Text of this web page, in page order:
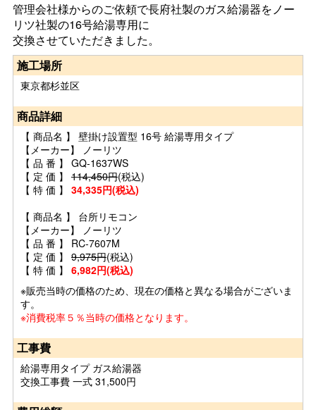
管理会社様からのご依頼で長府社製のガス給湯器をノー
リツ社製の16号給湯専用に
交換させていただきました。
施工場所
東京都杉並区
商品詳細
【 商品名 】 壁掛け設置型 16号 給湯専用タイプ
【メーカー】 ノーリツ
【 品 番 】 GQ-1637WS
【 定 価 】 114,450円(税込)
【 特 価 】 34,335円(税込)
【 商品名 】 台所リモコン
【メーカー】 ノーリツ
【 品 番 】 RC-7607M
【 定 価 】 9,975円(税込)
【 特 価 】 6,982円(税込)
※販売当時の価格のため、現在の価格と異なる場合がございま
す。
※消費税率５％当時の価格となります。
工事費
給湯専用タイプ ガス給湯器
交換工事費 一式 31,500円